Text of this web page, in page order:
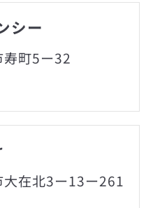
シー
寿町5ー32
大在北3ー13ー261